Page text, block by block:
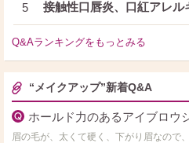
5 接触性口唇炎、口紅アレ
Q&Aランキングをもっとみる
“メイクアップ”新着Q&A
ホールド力のあるアイブロウ
眉の毛が、太くて硬く、下がり眉なので